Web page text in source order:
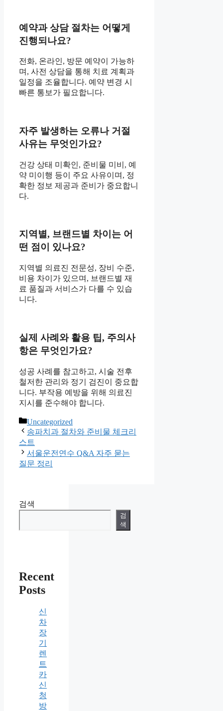
예약과 상담 절차는 어떻게
진행되나요?
전화, 온라인, 방문 예약이 가능하
며, 사전 상담을 통해 치료 계획과
일정을 조율합니다. 예약 변경 시
빠른 통보가 필요합니다.
자주 발생하는 오류나 거절
사유는 무엇인가요?
건강 상태 미확인, 준비물 미비, 예
약 미이행 등이 주요 사유이며, 정
확한 정보 제공과 준비가 중요합니
다.
지역별, 브랜드별 차이는 어
떤 점이 있나요?
지역별 의료진 전문성, 장비 수준,
비용 차이가 있으며, 브랜드별 재
료 품질과 서비스가 다를 수 있습
니다.
실제 사례와 활용 팁, 주의사
항은 무엇인가요?
성공 사례를 참고하고, 시술 전후
철저한 관리와 정기 검진이 중요합
니다. 부작용 예방을 위해 의료진
지시를 준수해야 합니다.
카
테
고
리
Uncategorized
송파치과 절차와 준비물 체크리
스트
서울운전연수 Q&A 자주 묻는
질문 정리
검색
검
색
Recent
Posts
신
차
장
기
렌
트
카
신
청
방